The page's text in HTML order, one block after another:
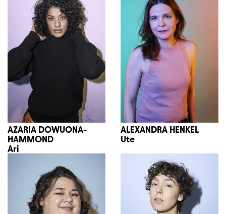
AZARIA DOWUONA-
HAMMOND
Ari
ALEXANDRA HENKEL
Ute